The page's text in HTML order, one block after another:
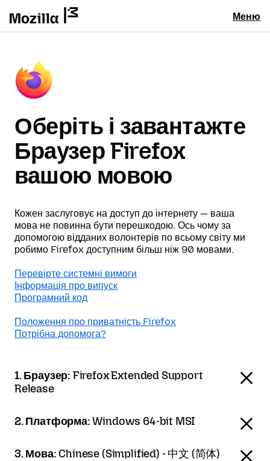
Меню
Оберіть і завантажте
Браузер Firefox
вашою мовою
Кожен заслуговує на доступ до інтернету — ваша
мова не повинна бути перешкодою. Ось чому за
допомогою відданих волонтерів по всьому світу ми
робимо Firefox доступним більш ніж 90 мовами.
Перевірте системні вимоги
Інформація про випуск
Програмний код
Положення про приватність Firefox
Потрібна допомога?
1. Браузер: Firefox Extended Support
Release
2. Платформа:Windows 64-bit MSI
3. Мова: Chinese (Simplified) - 中文 (简体)